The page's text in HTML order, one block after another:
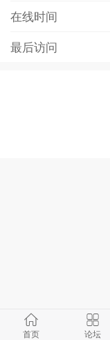
在线时间
最后访问
首页 论坛